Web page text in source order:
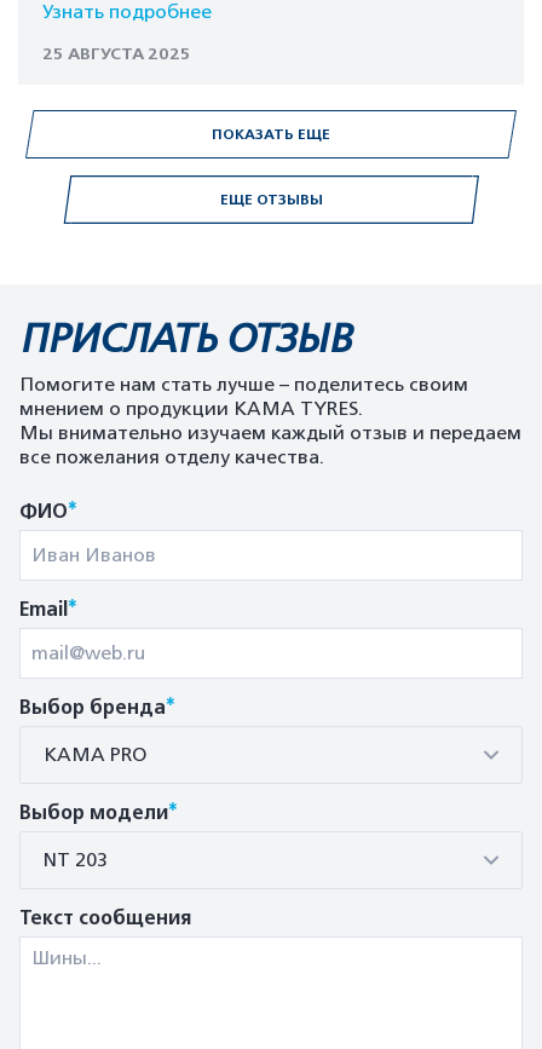
ЕЩЕ ОТЗЫВЫ
Узнать подробнее
25 АВГУСТА 2025
ПОКАЗАТЬ ЕЩЕ
ПРИСЛАТЬ ОТЗЫВ
Помогите нам стать лучше – поделитесь своим
мнением о продукции KAMA TYRES.
Мы внимательно изучаем каждый отзыв и передаем
все пожелания отделу качества.
ФИО*
Email*
Выбор бренда*
КАМА PRO
Выбор модели*
NT 203
Текст сообщения